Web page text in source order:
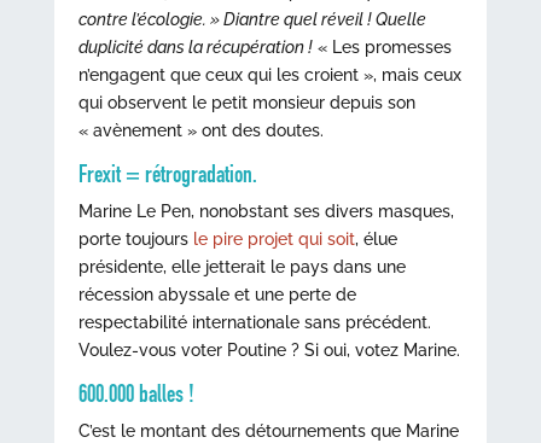
contre l’écologie. » Diantre quel réveil ! Quelle
duplicité dans la récupération !« Les promesses
n’engagent que ceux qui les croient », mais ceux
qui observent le petit monsieur depuis son
« avènement » ont des doutes.
Frexit = rétrogradation.
Marine Le Pen, nonobstant ses divers masques,
porte toujours le pire projet qui soit, élue
présidente, elle jetterait le pays dans une
récession abyssale et une perte de
respectabilité internationale sans précédent.
Voulez-vous voter Poutine ? Si oui, votez Marine.
600.000 balles !
C’est le montant des détournements que Marine